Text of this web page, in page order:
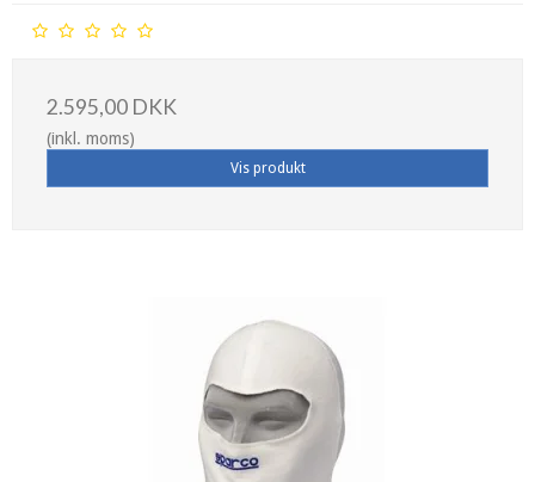
2.595,00 DKK
(inkl. moms)
Vis produkt